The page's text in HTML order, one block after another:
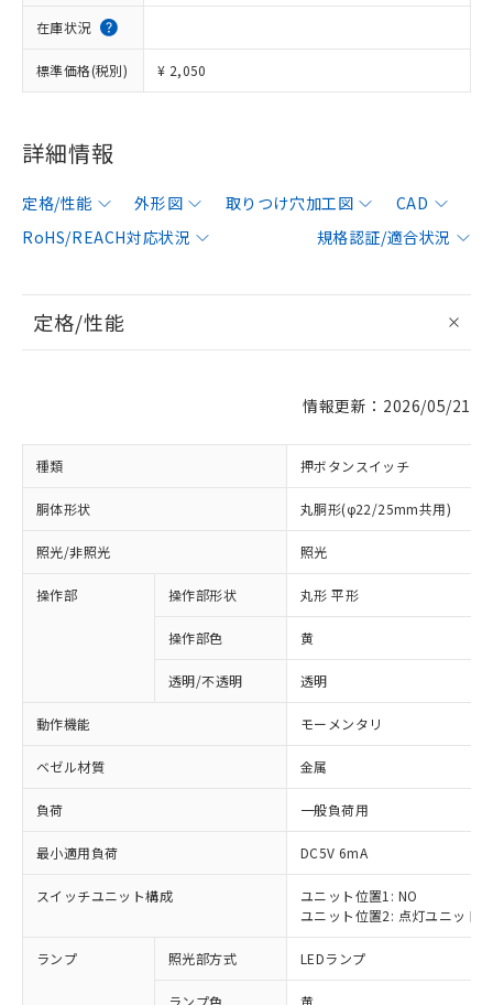
在庫状況
標準価格(税別) ¥ 2,050
詳細情報
定格/性能 外形図 取りつけ穴加工図
CAD
RoHS/REACH対応状況
規格認証/適合状況
定格/性能
情報更新：2026/05/21
種類 押ボタンスイッチ
胴体形状 丸胴形(φ22/25mm共用)
照光/非照光 照光
操作部 操作部形状 丸形 平形
操作部色 黄
透明/不透明 透明
動作機能 モーメンタリ
ベゼル材質 金属
負荷 一般負荷用
最小適用負荷 DC5V 6mA
スイッチユニット構成
ユニット位置1: NO
ユニット位置2: 点灯ユニット
ランプ 照光部方式 LEDランプ
ランプ色 黄